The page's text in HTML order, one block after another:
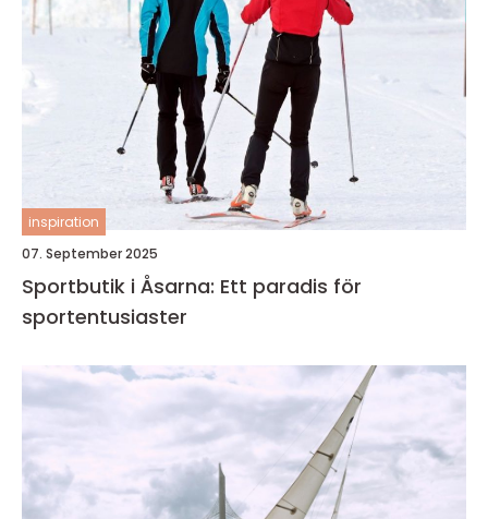
inspiration
07. September 2025
Sportbutik i Åsarna: Ett paradis för
sportentusiaster